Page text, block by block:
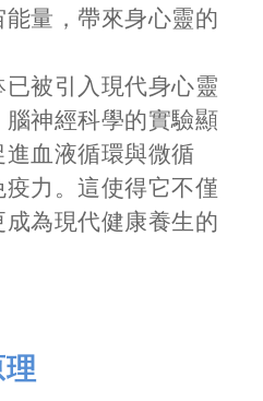
量，帶來身心靈的
被引入現代身心靈
神經科學的實驗顯
血液循環與微循
力。這使得它不僅
為現代健康養生的